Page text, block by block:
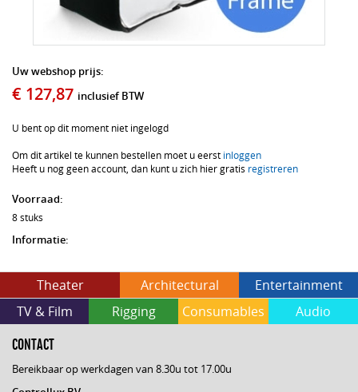
Uw webshop prijs:
€ 127,87 inclusief BTW
U bent op dit moment niet ingelogd
Om dit artikel te kunnen bestellen moet u eerst inloggen
Heeft u nog geen account, dan kunt u zich hier gratis registreren
Voorraad:
8 stuks
Informatie:
Theater Architectural
Entertainment
TV & Film
Rigging Consumables Audio
CONTACT
Bereikbaar op werkdagen van 8.30u tot 17.00u